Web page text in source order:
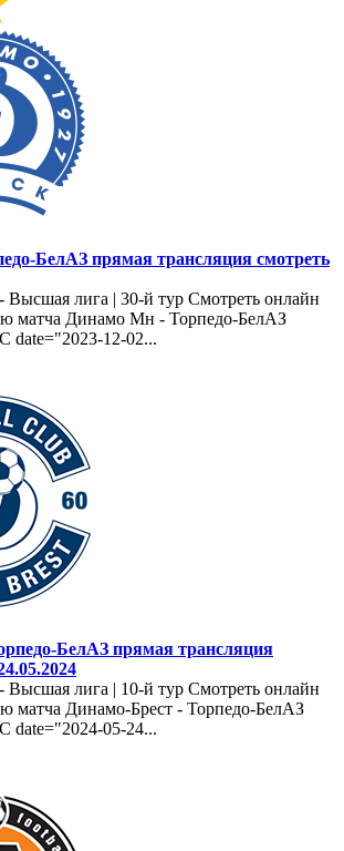
БелАЗ прямая трансляция смотреть
Высшая лига | 30-й тур Смотреть онлайн
матча Динамо Мн - Торпедо-БелАЗ
date="2023-12-02...
БелАЗ прямая трансляция
Высшая лига | 10-й тур Смотреть онлайн
матча Динамо-Брест - Торпедо-БелАЗ
date="2024-05-24...